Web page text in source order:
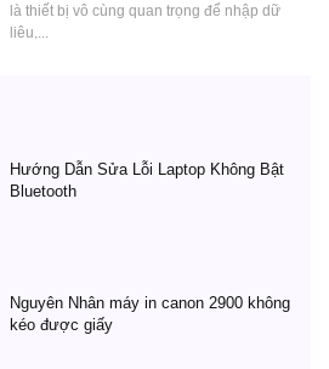
là thiết bị vô cùng quan trọng để nhập dữ
liệu,...
Hướng Dẫn Sửa Lỗi Laptop Không Bật
Bluetooth
Nguyên Nhân máy in canon 2900 không
kéo được giấy